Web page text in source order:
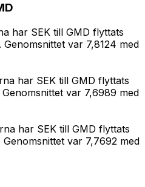
har SEK till GMD flyttats
var 7,8124 med
har SEK till GMD flyttats
var 7,6989 med
har SEK till GMD flyttats
var 7,7692 med